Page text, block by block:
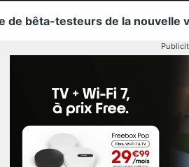
de bêta-testeurs de la nouvelle